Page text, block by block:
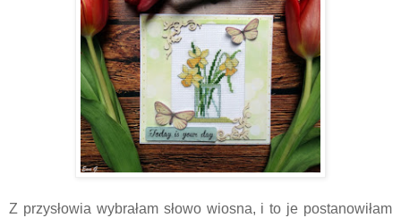
Z przysłowia wybrałam słowo wiosna, i to je postanowiłam